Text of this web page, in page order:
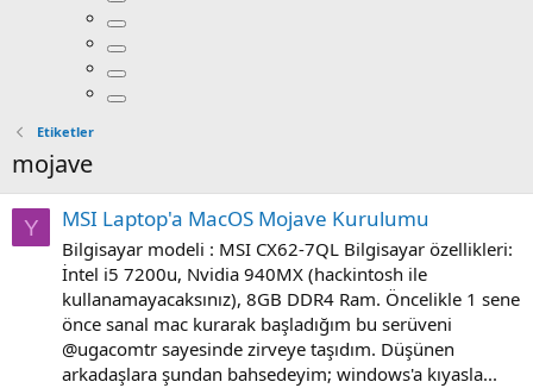
Etiketler
mojave
Y MSI Laptop'a MacOS Mojave Kurulumu
Bilgisayar modeli : MSI CX62-7QL Bilgisayar özellikleri:
İntel i5 7200u, Nvidia 940MX (hackintosh ile
kullanamayacaksınız), 8GB DDR4 Ram. Öncelikle 1 sene
önce sanal mac kurarak başladığım bu serüveni
@ugacomtr sayesinde zirveye taşıdım. Düşünen
arkadaşlara şundan bahsedeyim; windows'a kıyasla...